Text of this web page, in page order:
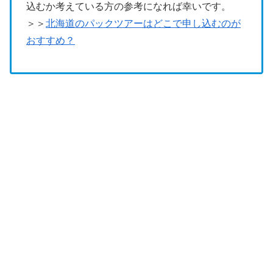
込むか考えている方の参考になれば幸いです。
＞＞ 北海道のパックツアーはどこで申し込むのが
おすすめ？